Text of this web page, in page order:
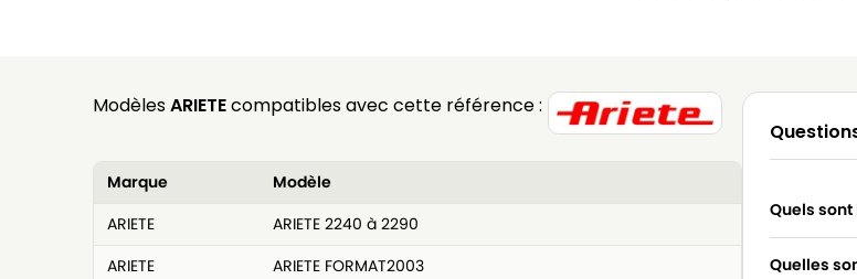
ModèlesARIETEcompatibles avec cette référence :
Marque
Modèle
ARIETE
ARIETE 2240 à 2290
ARIETE
ARIETE FORMAT2003
Quels
Quelles